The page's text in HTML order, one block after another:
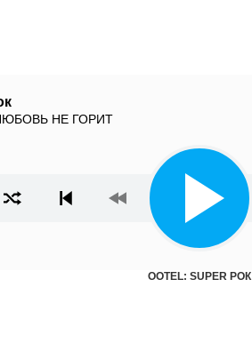
НЕ ГОРИТ
OOTEL: SUPER РОК